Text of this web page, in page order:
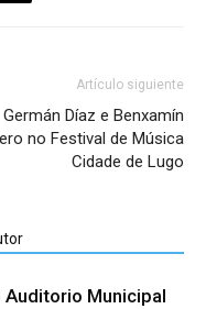
Artículo siguiente
Germán Díaz e Benxamín
no Festival de Música
Cidade de Lugo
Municipal